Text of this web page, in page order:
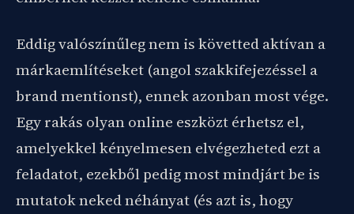
Eddig valószínűleg nem is követted aktívan a
márkaemlítéseket (angol szakkifejezéssel a
brand mentionst), ennek azonban most vége.
Egy rakás olyan online eszközt érhetsz el,
amelyekkel kényelmesen elvégezheted ezt a
feladatot, ezekből pedig most mindjárt be is
mutatok neked néhányat (és azt is, hogy